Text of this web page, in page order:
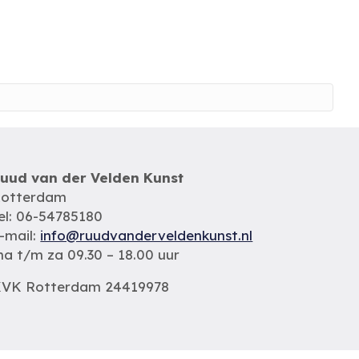
van der Velden Kunst
06-54785180
mail: info@ruudvanderveldenkunst.nl
t/m za 09.30 – 18.00 uur
Rotterdam 24419978